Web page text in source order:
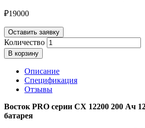
₽19000
Оставить заявку
Количество
В корзину
Описание
Спецификация
Отзывы
Восток PRO серии СХ 12200 200 Ач
батарея